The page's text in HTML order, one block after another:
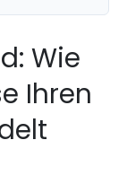
Wie
Ihren